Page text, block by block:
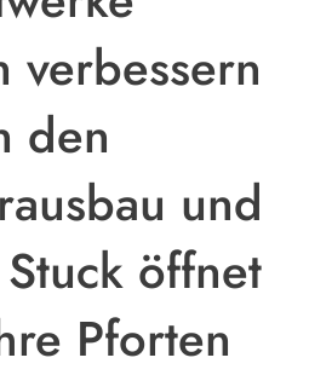
verbessern
den
und
öffnet
Pforten